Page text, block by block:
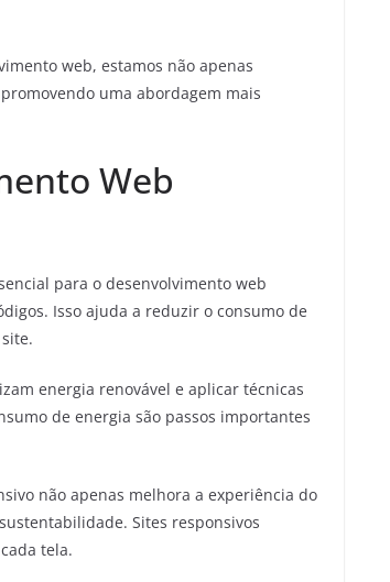
web, estamos não apenas
uma abordagem mais
Web
para o desenvolvimento web
Isso ajuda a reduzir o consumo de
energia renovável e aplicar técnicas
de energia são passos importantes
não apenas melhora a experiência do
Sites responsivos
tela.